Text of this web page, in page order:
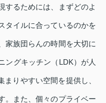
するためには、まずどのよ
タイルに合っているのかを
家族団らんの時間を大切に
ングキッチン（LDK）が人
りやすい空間を提供し、
。また、個々のプライベー